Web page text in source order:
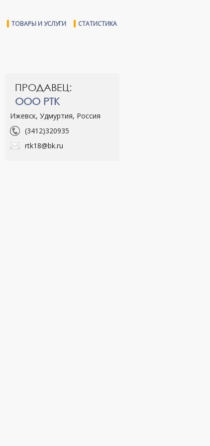
ТОВАРЫ И УСЛУГИ СТАТИСТИКА
ПРОДАВЕЦ:
ООО РТК
Ижевск, Удмуртия, Россия
(3412)320935
rtk18@bk.ru